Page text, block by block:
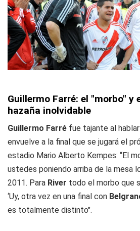
Guillermo Farré: el "morbo" y
hazaña inolvidable
Guillermo Farré fue tajante al
envuelve a la final que se jugará el
estadio Mario Alberto Kempes: “El
ustedes poniendo arriba de la mesa
2011. Para River todo el morbo que
‘Uy, otra vez en una final con
es totalmente distinto".